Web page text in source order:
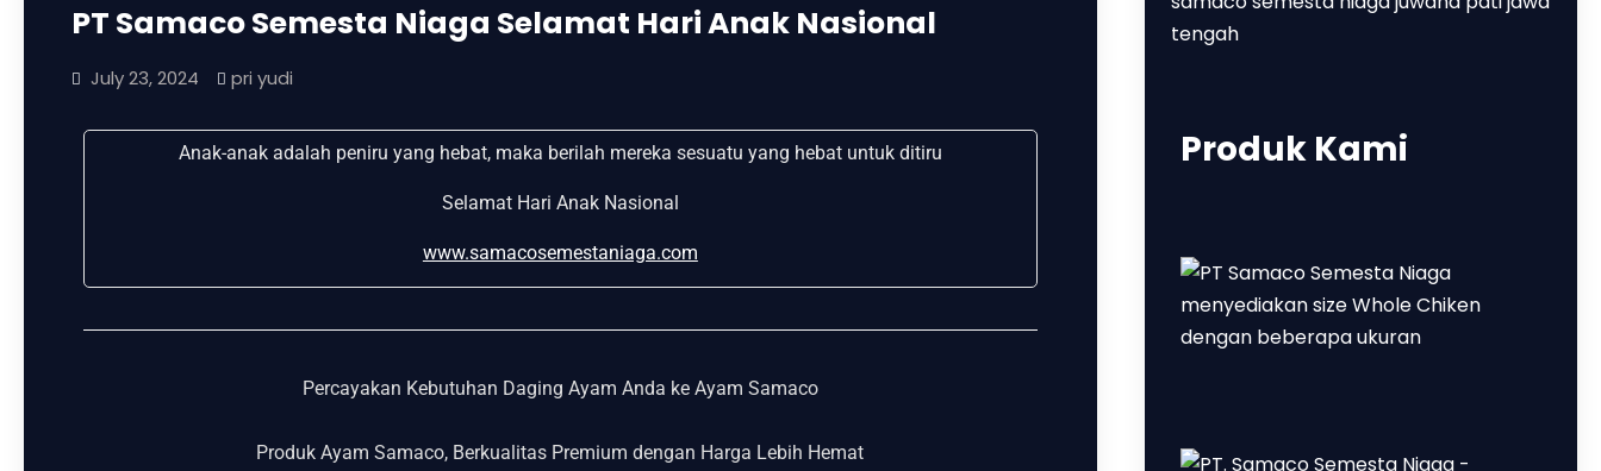
PT Samaco Semesta Niaga Selamat Hari Anak Nasional
July 23, 2024 pri yudi
Anak-anak adalah peniru yang hebat, maka berilah mereka sesuatu yang hebat untuk ditiru
Selamat Hari Anak Nasional
www.samacosemestaniaga.com
Percayakan Kebutuhan Daging Ayam Anda ke Ayam Samaco
Produk Ayam Samaco, Berkualitas Premium dengan Harga Lebih Hemat
Produk Kami